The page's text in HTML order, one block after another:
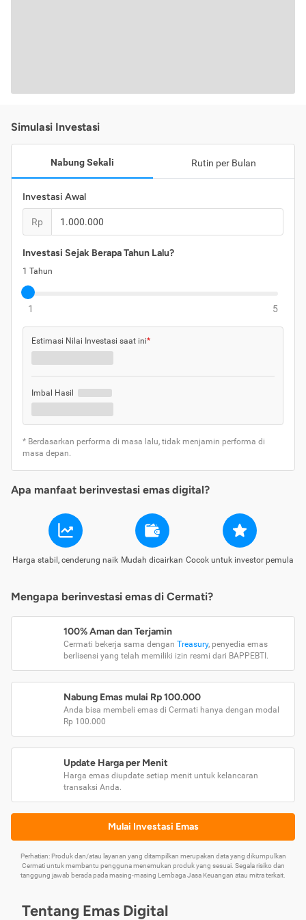
Simulasi Investasi
Nabung Sekali Rutin per Bulan
Investasi Awal
Rp
Investasi Sejak Berapa Tahun Lalu?
1 Tahun
1 5
Estimasi Nilai Investasi saat ini*
Imbal Hasil
* Berdasarkan performa di masa lalu, tidak menjamin performa di
masa depan.
Apa manfaat berinvestasi emas digital?
Harga stabil, cenderung naik Mudah dicairkan Cocok untuk investor pemula
Mengapa berinvestasi emas di Cermati?
100% Aman dan Terjamin
Cermati bekerja sama dengan Treasury, penyedia emas
berlisensi yang telah memiliki izin resmi dari BAPPEBTI.
Nabung Emas mulai Rp 100.000
Anda bisa membeli emas di Cermati hanya dengan modal
Rp 100.000
Update Harga per Menit
Harga emas diupdate setiap menit untuk kelancaran
transaksi Anda.
Mulai Investasi Emas
Perhatian: Produk dan/atau layanan yang ditampilkan merupakan data yang dikumpulkan
Cermati untuk membantu pengguna menemukan produk yang sesuai. Segala risiko dan
tanggung jawab berada pada masing-masing Lembaga Jasa Keuangan atau mitra terkait.
Tentang Emas Digital